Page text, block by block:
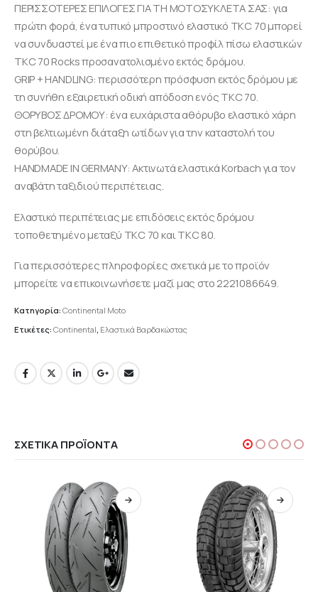
ΠΕΡΙΣΣΟΤΕΡΕΣ ΕΠΙΛΟΓΕΣ ΓΙΑ ΤΗ ΜΟΤΟΣΥΚΛΕΤΑ ΣΑΣ: για
πρώτη φορά, ένα τυπικό μπροστινό ελαστικό TKC 70 μπορεί
να συνδυαστεί με ένα πιο επιθετικό προφίλ πίσω ελαστικών
TKC 70 Rocks προσανατολισμένο εκτός δρόμου.
GRIP + HANDLING: περισσότερη πρόσφυση εκτός δρόμου με
τη συνήθη εξαιρετική οδική απόδοση ενός TKC 70.
ΘΟΡΥΒΟΣ ΔΡΟΜΟΥ: ένα ευχάριστα αθόρυβο ελαστικό χάρη
στη βελτιωμένη διάταξη ωτίδων για την καταστολή του
θορύβου.
HANDMADE IN GERMANY: Ακτινωτά ελαστικά Korbach για τον
αναβάτη ταξιδιού περιπέτειας.
Ελαστικό περιπέτειας με επιδόσεις εκτός δρόμου
τοποθετημένο μεταξύ TKC 70 και TKC 80.
Για περισσότερες πληροφορίες σχετικά με το προϊόν
μπορείτε να επικοινωνήσετε μαζί μας στο 2221086649.
Κατηγορία: Continental Moto
Ετικέτες: Continental, Ελαστικά Βαρδακώστας
ΣΧΕΤΙΚΆ ΠΡΟΪΌΝΤΑ